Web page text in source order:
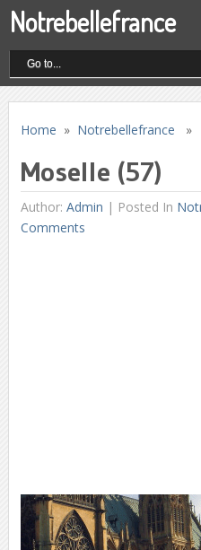
Notrebellefrance
Home » Notrebellefrance »
Moselle (57)
Author: Admin | Posted In
Comments